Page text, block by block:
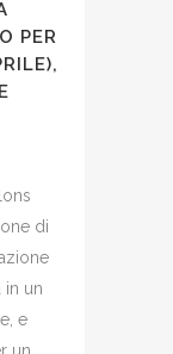
PER
di
in un
e